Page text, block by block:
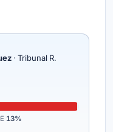
· Tribunal R.
13%